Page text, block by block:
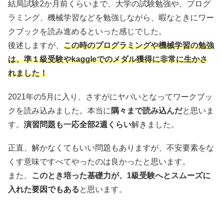
結局試験2か月前くらいまで、大学の試験勉強や、プログ
ラミング、機械学習などを勉強しながら、暇なときにワー
クブックを読み進めるといった感じでした。
後述しますが、 この時のプログラミングや機械学習の勉強
は、準１級受験やkaggleでのメダル獲得に非常に生かさ
れました！
2021年の5月に入り、さすがにヤバいとなってワークブッ
クを読み込みました。本当に 隅々まで読み込んだと思いま
す。 演習問題も一応全部2週くらい解きました。
正直、解かなくてもいい問題もありますが、不安要素をな
くす意味ですべてやったのは良かったと思います。
また、
このとき培った基礎力が、1級受験へとスムーズに
入れた要因でもあると思います。